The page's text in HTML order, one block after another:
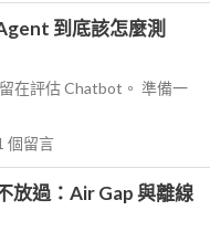
到底該怎麼測
在評估 Chatbot。 準備一
個留言
放過：Air Gap 與離線